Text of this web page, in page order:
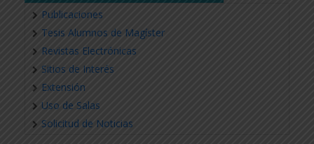
Publicaciones
Tesis Alumnos de Magíster
Revistas Electrónicas
Sitios de Interés
Extensión
Uso de Salas
Solicitud de Noticias